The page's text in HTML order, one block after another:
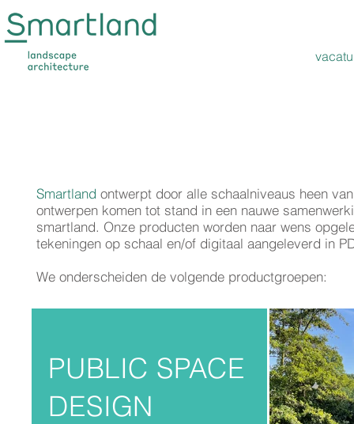
Smartland ontwerpt door alle schaalniveaus heen
ontwerpen komen tot stand in een nauwe
smartland. Onze producten worden naar wens
tekeningen op schaal en/of digitaal aangeleverd in
We onderscheiden de volgende productgroepen:
PUBLIC SPACE
DESIGN